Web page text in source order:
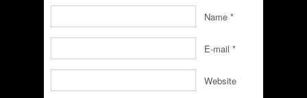
Name *
E-mail *
Website